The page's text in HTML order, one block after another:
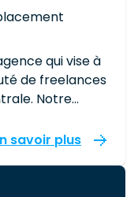
qui vise à
de freelances
au centre du
savoir plus